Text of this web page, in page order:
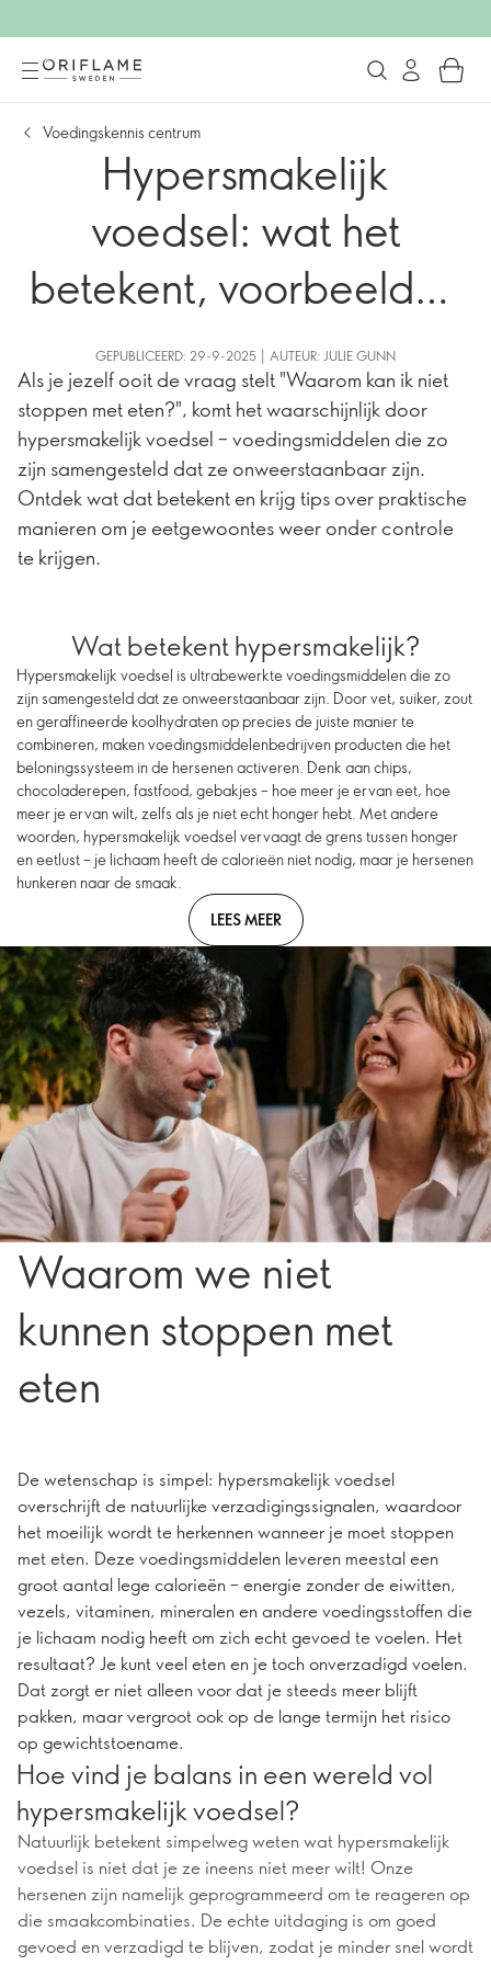
Voedingskennis centrum
Hypersmakelijk
voedsel: wat het
betekent, voorbeelden
& waarom je niet kunt
stoppen met eten
GEPUBLICEERD: 29-9-2025 | AUTEUR: JULIE GUNN
Als je jezelf ooit de vraag stelt "Waarom kan ik niet
stoppen met eten?", komt het waarschijnlijk door
hypersmakelijk voedsel – voedingsmiddelen die zo
zijn samengesteld dat ze onweerstaanbaar zijn.
Ontdek wat dat betekent en krijg tips over praktische
manieren om je eetgewoontes weer onder controle
te krijgen.
Wat betekent hypersmakelijk?
Hypersmakelijk voedsel is ultrabewerkte voedingsmiddelen die zo
zijn samengesteld dat ze onweerstaanbaar zijn. Door vet, suiker, zout
en geraffineerde koolhydraten op precies de juiste manier te
combineren, maken voedingsmiddelenbedrijven producten die het
beloningssysteem in de hersenen activeren. Denk aan chips,
chocoladerepen, fastfood, gebakjes – hoe meer je ervan eet, hoe
meer je ervan wilt, zelfs als je niet echt honger hebt. Met andere
woorden, hypersmakelijk voedsel vervaagt de grens tussen honger
en eetlust – je lichaam heeft de calorieën niet nodig, maar je hersenen
hunkeren naar de smaak.
LEES MEER
Waarom we niet
kunnen stoppen met
eten
De wetenschap is simpel: hypersmakelijk voedsel
overschrijft de natuurlijke verzadigingssignalen, waardoor
het moeilijk wordt te herkennen wanneer je moet stoppen
met eten. Deze voedingsmiddelen leveren meestal een
groot aantal lege calorieën – energie zonder de eiwitten,
vezels, vitaminen, mineralen en andere voedingsstoffen die
je lichaam nodig heeft om zich echt gevoed te voelen. Het
resultaat? Je kunt veel eten en je toch onverzadigd voelen.
Dat zorgt er niet alleen voor dat je steeds meer blijft
pakken, maar vergroot ook op de lange termijn het risico
op gewichtstoename.
Hoe vind je balans in een wereld vol
hypersmakelijk voedsel?
Natuurlijk betekent simpelweg weten wat hypersmakelijk
voedsel is niet dat je ze ineens niet meer wilt! Onze
hersenen zijn namelijk geprogrammeerd om te reageren op
die smaakcombinaties. De echte uitdaging is om goed
gevoed en verzadigd te blijven, zodat je minder snel wordt